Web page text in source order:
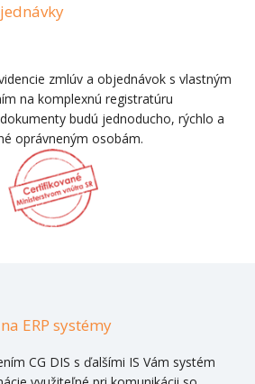
zmlúv a objednávok s vlastným
na komplexnú registratúru
budú jednoducho, rýchlo a
oprávneným osobám.
ERP systémy
CG DIS s ďalšími IS Vám systém